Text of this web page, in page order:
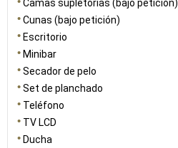
Camas supletorias (bajo petición)
Cunas (bajo petición)
Escritorio
Minibar
Secador de pelo
Set de planchado
Teléfono
TV LCD
Ducha